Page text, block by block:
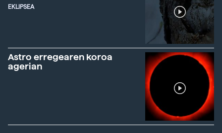
EKLIPSEA
Astro erregearen koroa
agerian